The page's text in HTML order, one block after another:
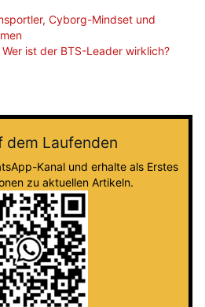
Cyborg-Mindset und
ist der BTS-Leader wirklich?
dem Laufenden
Kanal und erhalte als Erstes
zu aktuellen Artikeln.